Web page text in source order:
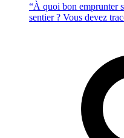
“À quoi bon emprunter
sentier ? Vous devez